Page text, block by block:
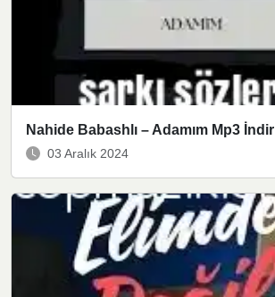
Nahide Babashlı – Adamım Mp3 İndir
03 Aralık 2024